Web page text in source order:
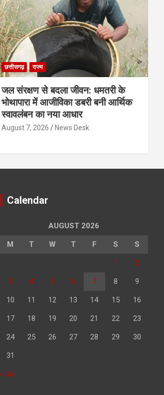
छत्तीसगढ़ राज्य
जल संरक्षण से बदला जीवन: धमतरी के
भोथापारा में आजीविका डबरी बनी आर्थिक
स्वावलंबन का नया आधार
August 7, 2026 News Desk
Calendar
AUGUST 2026
M T W T F S S
1 2
3 4 5 6 7 8 9
10 11 12 13 14 15 16
17 18 19 20 21 22 23
24 25 26 27 28 29 30
31
« Jul